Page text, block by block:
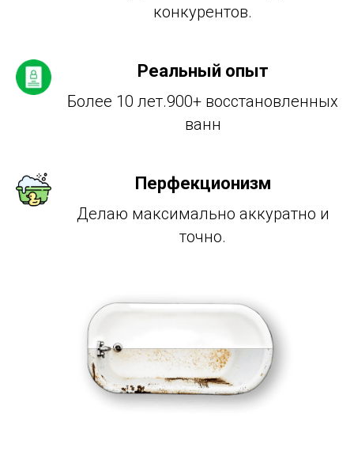
конкурентов.
Реальный опыт
Более 10 лет.900+ восстановленных
ванн
Перфекционизм
Делаю максимально аккуратно и
точно.